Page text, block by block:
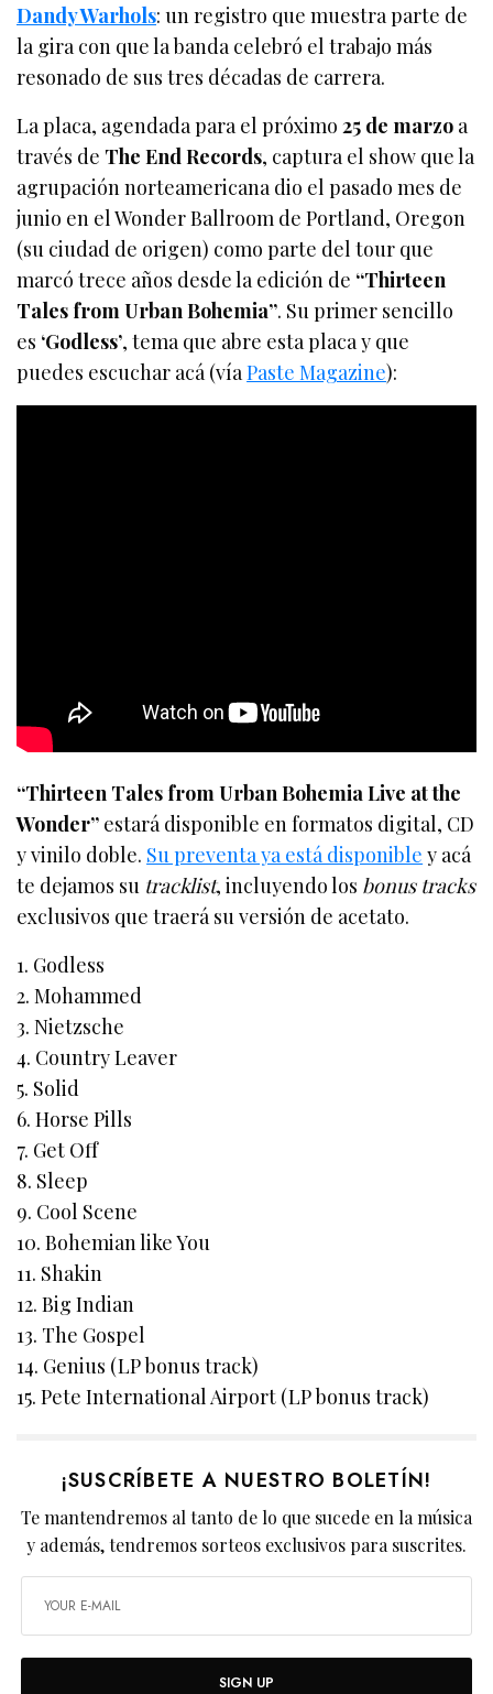
Dandy Warhols: un registro que muestra parte de
la gira con que la banda celebró el trabajo más
resonado de sus tres décadas de carrera.
La placa, agendada para el próximo25 de marzo a
través de The End Records, captura el show que la
agrupación norteamericana dio el pasado mes de
junio en el Wonder Ballroom de Portland, Oregon
(su ciudad de origen) como parte del tour que
marcó trece años desde la edición de “Thirteen
Tales from Urban Bohemia”. Su primer sencillo
es ‘Godless’, tema que abre esta placa y que
puedes escuchar acá (víaPaste Magazine):
“Thirteen Tales from Urban Bohemia Live at the
Wonder” estará disponible en formatos digital, CD
y vinilo doble. Su preventa ya está disponible y acá
te dejamos su tracklist, incluyendo los bonus tracks
exclusivos que traerá su versión de acetato.
1. Godless
2. Mohammed
3. Nietzsche
4. Country Leaver
5. Solid
6. Horse Pills
7. Get Off
8. Sleep
9. Cool Scene
10. Bohemian like You
11. Shakin
12. Big Indian
13. The Gospel
14. Genius (LP bonus track)
15. Pete International Airport (LP bonus track)
¡SUSCRÍBETE A NUESTRO BOLETÍN!
Te mantendremos al tanto de lo que sucede en la música
y además, tendremos sorteos exclusivos para suscrites.
SIGN UP